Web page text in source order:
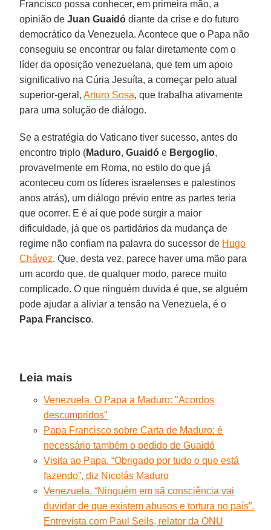
Francisco possa conhecer, em primeira mão, a
opinião de Juan Guaidó diante da crise e do futuro
democrático da Venezuela. Acontece que o Papa não
conseguiu se encontrar ou falar diretamente com o
líder da oposição venezuelana, que tem um apoio
significativo na Cúria Jesuíta, a começar pelo atual
superior-geral,Arturo Sosa, que trabalha ativamente
para uma solução de diálogo.
Se a estratégia do Vaticano tiver sucesso, antes do
encontro triplo (Maduro,Guaidó e Bergoglio,
provavelmente em Roma, no estilo do que já
aconteceu com os líderes israelenses e palestinos
anos atrás), um diálogo prévio entre as partes teria
que ocorrer. E é aí que pode surgir a maior
dificuldade, já que os partidários da mudança de
regime não confiam na palavra do sucessor de Hugo
Chávez. Que, desta vez, parece haver uma mão para
um acordo que, de qualquer modo, parece muito
complicado. O que ninguém duvida é que, se alguém
pode ajudar a aliviar a tensão na Venezuela, é o
Papa Francisco.
Leia mais
Venezuela. O Papa a Maduro: "Acordos
descumpridos"
Papa Francisco sobre Carta de Maduro: é
necessário também o pedido de Guaidó
Visita ao Papa. “Obrigado por tudo o que está
fazendo”, diz Nicolás Maduro
Venezuela. “Ninguém em sã consciência vai
duvidar de que existem abusos e tortura no país”.
Entrevista com Paul Seils, relator da ONU